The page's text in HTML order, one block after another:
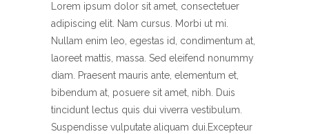
Lorem ipsum dolor sit amet, consectetuer
adipiscing elit. Nam cursus. Morbi ut mi.
Nullam enim leo, egestas id, condimentum at,
laoreet mattis, massa. Sed eleifend nonummy
diam. Praesent mauris ante, elementum et,
bibendum at, posuere sit amet, nibh. Duis
tincidunt lectus quis dui viverra vestibulum.
Suspendisse vulputate aliquam dui.Excepteur